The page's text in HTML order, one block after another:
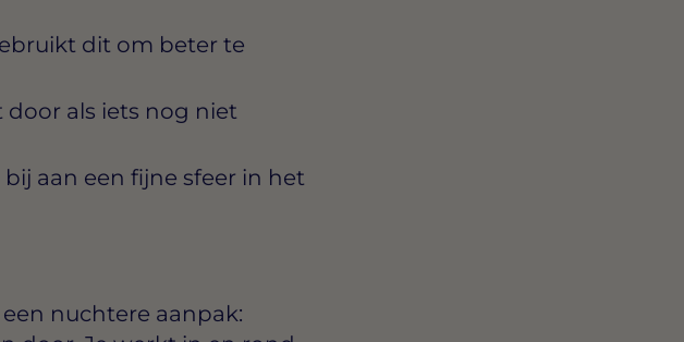
dit om beter te
als iets nog niet
aan een fijne sfeer in het
nuchtere aanpak: